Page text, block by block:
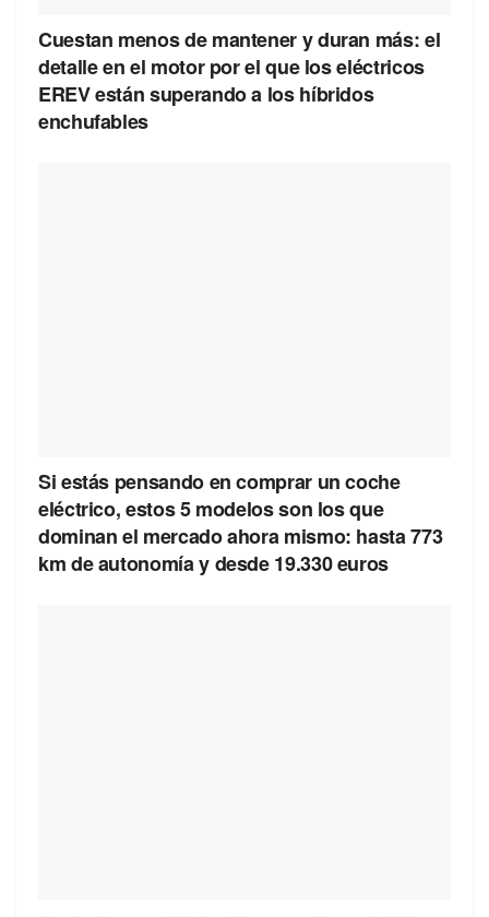
Cuestan menos de mantener y duran más: el
detalle en el motor por el que los eléctricos
EREV están superando a los híbridos
enchufables
Si estás pensando en comprar un coche
eléctrico, estos 5 modelos son los que
dominan el mercado ahora mismo: hasta 773
km de autonomía y desde 19.330 euros